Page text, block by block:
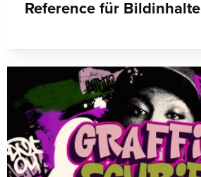
Reference für Bildinhalte